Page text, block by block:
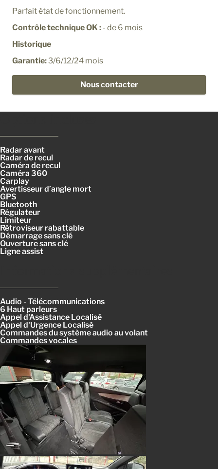
Parfait état de fonctionnement.
Contrôle technique OK : - de 6 mois
Historique
Garantie:3/6/12/24 mois
Nous contacter
Radar avant
Radar de recul
Caméra de recul
Caméra 360
Carplay
Avertisseur d’angle mort
GPS
Bluetooth
Régulateur
Limiteur
Rétroviseur rabattable
Démarrage sans clé
Ouverture sans clé
Ligne assist
Audio - Télécommunications
6 Haut parleurs
Appel d'Assistance Localisé
Appel d'Urgence Localisé
Commandes du système audio au volant
Commandes vocales